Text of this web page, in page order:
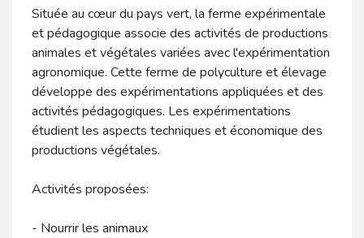
Située au cœur du pays vert, la ferme expérimentale
et pédagogique associe des activités de productions
animales et végétales variées avec l'expérimentation
agronomique. Cette ferme de polyculture et élevage
développe des expérimentations appliquées et des
activités pédagogiques. Les expérimentations
étudient les aspects techniques et économique des
productions végétales.
Activités proposées:
- Nourrir les animaux